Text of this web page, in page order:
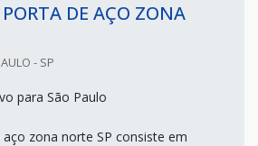
DE AÇO ZONA
- SP
para São Paulo
zona norte SP consiste em